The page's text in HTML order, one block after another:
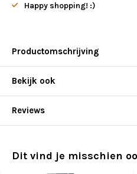
Happy shopping! :)
Productomschrijving
Bekijk ook
Reviews
Dit vind je misschien